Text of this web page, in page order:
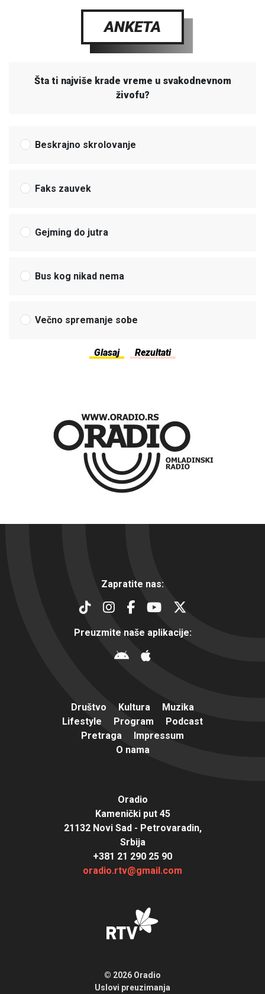
ANKETA
Šta ti najviše krade vreme u svakodnevnom
živofu?
Beskrajno skrolovanje
Faks zauvek
Gejming do jutra
Bus kog nikad nema
Večno spremanje sobe
Zapratite nas:
Preuzmite naše aplikacije:
Društvo Kultura
Muzika
Lifestyle
Program
Podcast
Pretraga
Impressum
O nama
Oradio
Kamenički put 45
21132 Novi Sad - Petrovaradin,
Srbija
+381 21 290 25 90
oradio.rtv@gmail.com
© 2026 Oradio
Uslovi preuzimanja